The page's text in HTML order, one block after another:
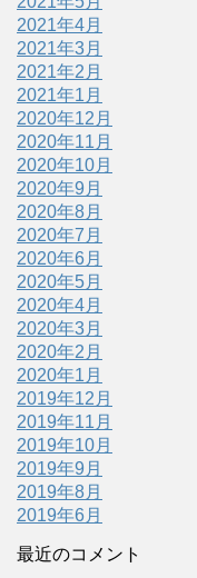
2021年4月
2021年3月
2021年2月
2021年1月
2020年12月
2020年11月
2020年10月
2020年9月
2020年8月
2020年7月
2020年6月
2020年5月
2020年4月
2020年3月
2020年2月
2020年1月
2019年12月
2019年11月
2019年10月
2019年9月
2019年8月
2019年6月
最近のコメント